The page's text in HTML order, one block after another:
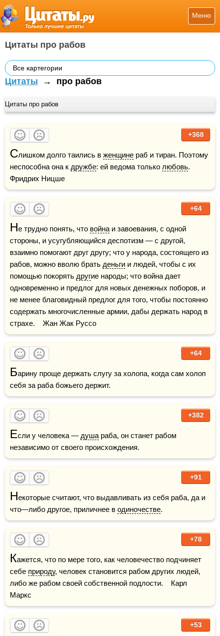
Меню
Цитаты про рабов
Все картегории
Цитаты → про рабов
Цитаты про рабов
+368
Слишком долго таились в женщине раб и тиран. Поэтому
неспособна она к дружбе: ей ведома только любовь.
Фридрих Ницше
+64
Не трудно понять, что война и завоевания, с одной
стороны, и усугубляющийся деспотизм — с другой,
взаимно помогают друг другу; что у народа, состоящего из
рабов, можно вволю брать деньги и людей, чтобы с их
помощью покорять другие народы; что война дает
одновременно и предлог для новых денежных поборов, и
не менее благовидный предлог для того, чтобы постоянно
содержать многочисленные армии, дабы держать народ в
страхе.    Жан Жак Руссо
+64
Барину проще держать слугу за холопа, когда сам холоп
себя за раба божьего держит.
+382
Если у человека — душа раба, он станет рабом
независимо от своего происхождения.
+91
Некоторые считают, что выдавливать из себя раба, да и
что—либо другое, приличнее в одиночестве.
+78
Кажется, что по мере того, как человечество подчиняет
себе природу, человек становится рабом других людей,
либо же рабом своей собственной подлости.    Карл
Маркс
+53